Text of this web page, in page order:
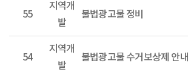
55
지역개
발
불법광고물 정비
54
지역개
발
불법광고물 수거보상제 안내